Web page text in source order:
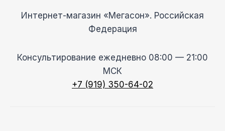
Интернет-магазин «Мегасон». Российская
Федерация
Консультирование ежедневно 08:00 — 21:00
МСК
+7 (919) 350-64-02